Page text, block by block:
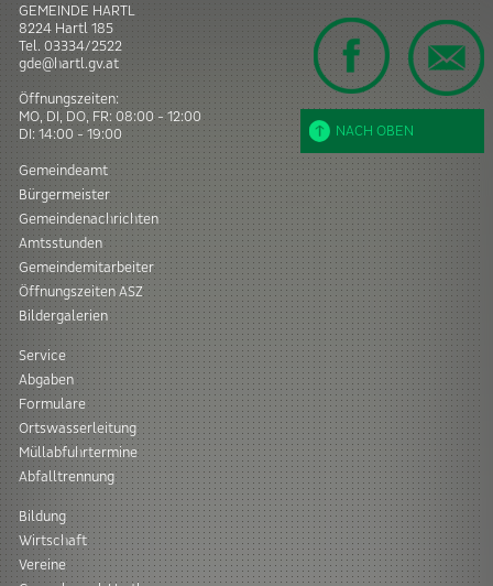
NACH OBEN
GEMEINDE HARTL
8224 Hartl185
Tel. 03334/2522
gde@hartl.gv.at
Öffnungszeiten:
MO, DI, DO, FR: 08:00 - 12:00
DI: 14:00 - 19:00
Gemeindeamt
Bürgermeister
Gemeindenachrichten
Amtsstunden
Gemeindemitarbeiter
Öffnungszeiten ASZ
Bildergalerien
Service
Abgaben
Formulare
Ortswasserleitung
Müllabfuhrtermine
Abfalltrennung
Bildung
Wirtschaft
Vereine